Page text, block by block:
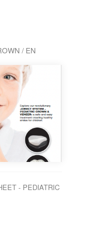
/ EN
- PEDIATRIC